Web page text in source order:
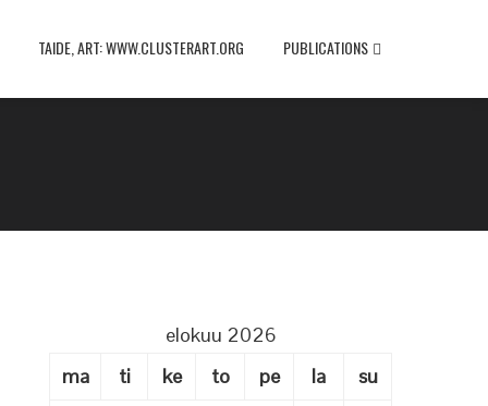
TAIDE, ART: WWW.CLUSTERART.ORG PUBLICATIONS
elokuu 2026
ma
ti ke to pe la
su